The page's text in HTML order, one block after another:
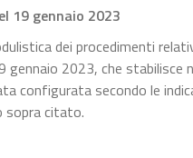
19 gennaio 2023
dei procedimenti
2023, che stabilisce
configurata secondo le
sopra citato.